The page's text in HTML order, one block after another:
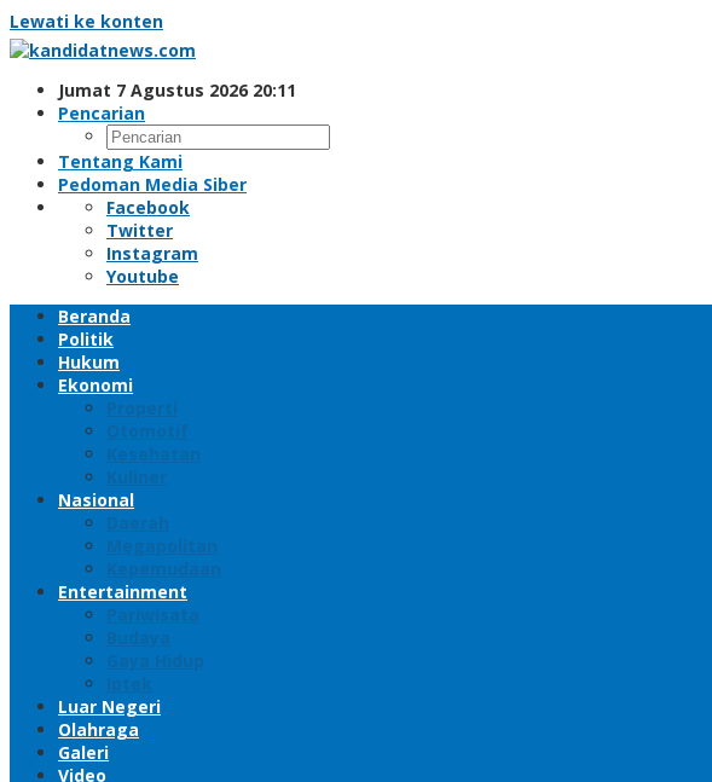
Lewati ke konten
Jumat 7 Agustus 2026 20:11
Pencarian
Tentang Kami
Pedoman Media Siber
Facebook
Twitter
Instagram
Youtube
Beranda
Politik
Hukum
Ekonomi
Properti
Otomotif
Kesehatan
Kuliner
Nasional
Daerah
Megapolitan
Kepemudaan
Entertainment
Pariwisata
Budaya
Gaya Hidup
Iptek
Luar Negeri
Olahraga
Galeri
Video